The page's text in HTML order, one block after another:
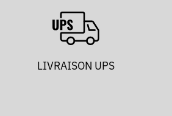
LIVRAISON UPS